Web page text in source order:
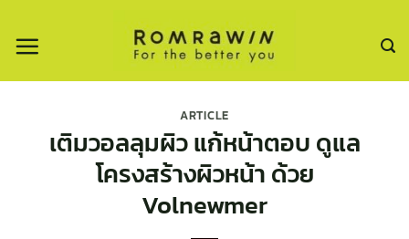
ARTICLE
เติมวอลลุมผิว แก้หน้าตอบ ดูแล
โครงสร้างผิวหน้า ด้วย
Volnewmer